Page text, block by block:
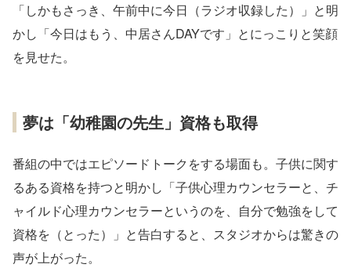
「しかもさっき、午前中に今日（ラジオ収録した）」と明
かし「今日はもう、中居さんDAYです」とにっこりと笑顔
を見せた。
夢は「幼稚園の先生」資格も取得
番組の中ではエピソードトークをする場面も。子供に関す
るある資格を持つと明かし「子供心理カウンセラーと、チ
ャイルド心理カウンセラーというのを、自分で勉強をして
資格を（とった）」と告白すると、スタジオからは驚きの
声が上がった。